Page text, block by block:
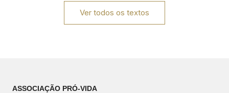
Ver todos os textos
ASSOCIAÇÃO PRÓ-VIDA